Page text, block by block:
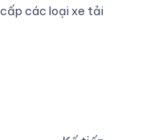
các loại xe tải